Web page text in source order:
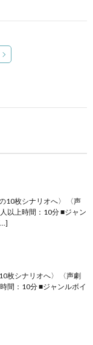
枚シナリオへ〉 〈声
以上時間：10分 ■ジャン
枚シナリオへ〉 〈声劇
間：10分 ■ジャンルボイ